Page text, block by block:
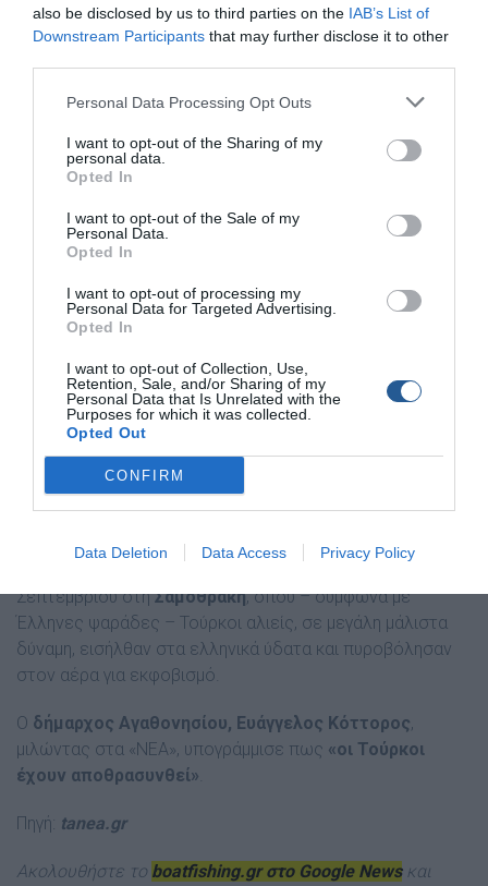
also be disclosed by us to third parties on the IAB’s List of
Downstream Participants that may further disclose it to other
Personal Data Processing Opt Outs
I want to opt-out of the Sharing of my
personal data.
Opted In
I want to opt-out of the Sale of my
Personal Data.
Opted In
I want to opt-out of processing my
Personal Data for Targeted Advertising.
Opted In
I want to opt-out of Collection, Use,
Retention, Sale, and/or Sharing of my
Personal Data that Is Unrelated with the
Purposes for which it was collected.
Opted Out
CONFIRM
Data Deletion Data Access Privacy Policy
Σύμφωνα με τις καταγγελίες, όλα αυτά συνέβησαν με τη
συνοδεία τριών σκαφών της Τουρκικής Ακτοφυλακής,
Όταν έφθασαν ταελληνικά περιπολικά της
αποχωρήσει.
αλιευτικά, συνοδευόμενα από δύο σκάφη της
Ακτοφυλακής, όχι μόνο εισήλθαν στα ελληνικά χωρικά
ύδατα στοΑγαθονήσι, αλλά επιχείρησαν να εμβολίσουν
σκάφος του
Το τελευταίο απάντησε με προειδοποιητικά πυρά,
Σεπτεμβρίου στηΣαμοθράκη, όπου – σύμφωνα με
Έλληνες ψαράδες – Τούρκοι αλιείς, σε μεγάλη μάλιστα
δύναμη, εισήλθαν στα ελληνικά ύδατα και πυροβόλησαν
στον αέρα για εκφοβισμό.
Ο δήμαρχος Αγαθονησίου, Ευάγγελος Κόττορος,
μιλώντας στα «ΝΕΑ», υπογράμμισε πως «οι Τούρκοι
έχουν αποθρασυνθεί»
Πηγή: tanea.gr
Ακολουθήστε το boatfishing.gr στο Google Newsκαι